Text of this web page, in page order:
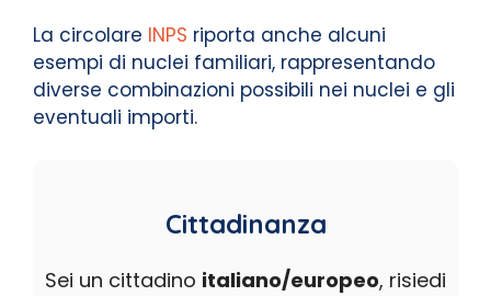
La circolare INPS riporta anche alcuni
esempi di nuclei familiari, rappresentando
diverse combinazioni possibili nei nuclei e gli
eventuali importi.
Cittadinanza
Sei un cittadino italiano/europeo, risiedi